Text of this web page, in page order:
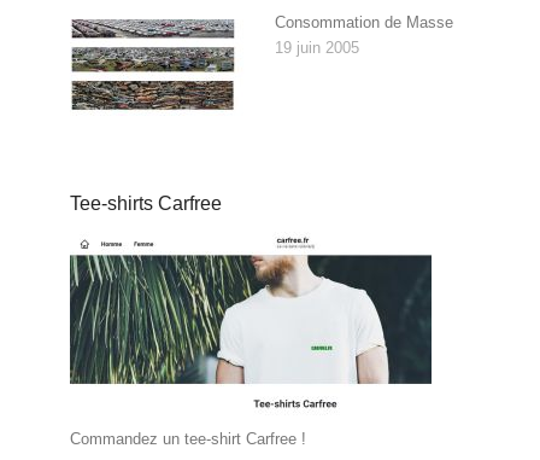
Consommation de Masse
19 juin 2005
Tee-shirts Carfree
Commandez un tee-shirt Carfree !